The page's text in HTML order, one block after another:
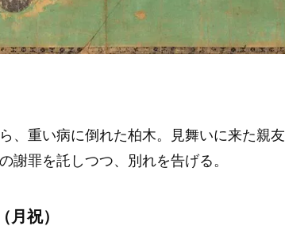
、重い病に倒れた柏木。見舞いに来た親友
謝罪を託しつつ、別れを告げる。
祝）